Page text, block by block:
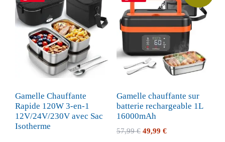
Gamelle Chauffante
Rapide 120W 3-en-1
12V/24V/230V avec Sac
Isotherme
Gamelle chauffante sur
batterie rechargeable 1L
16000mAh
57,99€ Le
49,99 €Le